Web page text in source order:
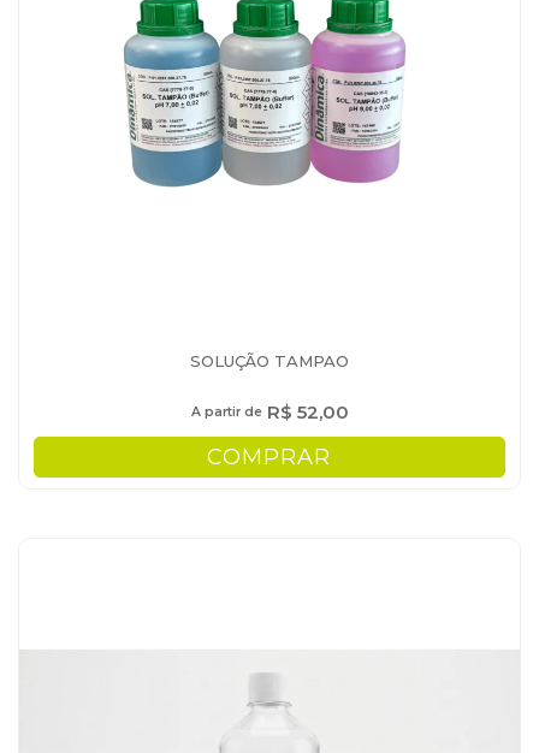
SOLUÇÃO TAMPAO
A partir de R$ 52,00
COMPRAR